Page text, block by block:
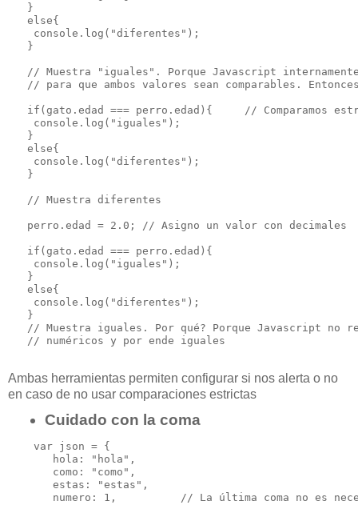
   }
   else{
    console.log("diferentes");
   }
// Muestra "iguales". Porque Javascript
// para que ambos valores sean comparables.
if(gato.edad === perro.edad){     // Comparamos
    console.log("iguales");
   }
   else{
    console.log("diferentes");
   }
   // Muestra diferentes
   perro.edad = 2.0; // Asigno un valor con decimales
   if(gato.edad === perro.edad){
    console.log("iguales");
   }
   else{
    console.log("diferentes");
   }
// Muestra iguales. Por qué? Porque Javascript no
   // numéricos y por ende iguales
Ambas herramientas permiten configurar si nos alerta o no
en caso de no usar comparaciones estrictas
Cuidado con la coma
    var json = {
       hola: "hola",
       como: "como",
       estas: "estas",
numero: 1,          // La última coma no es